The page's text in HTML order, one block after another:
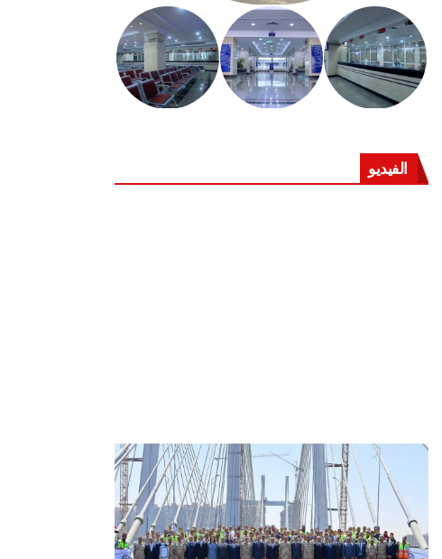
الفيديو
الرئيس عبد الفتاح السيسي يفتتح محور روض
الفرج وكوبري تحيا مصر